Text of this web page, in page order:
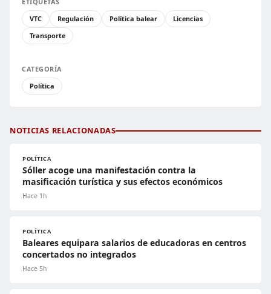
VTC
Regulación Política balear
Licencias
Transporte
CATEGORÍA
Política
NOTICIAS RELACIONADAS
POLÍTICA
Sóller acoge una manifestación contra la
masificación turística y sus efectos económicos
Hace 1h
POLÍTICA
Baleares equipara salarios de educadoras en centros
concertados no integrados
Hace 5h